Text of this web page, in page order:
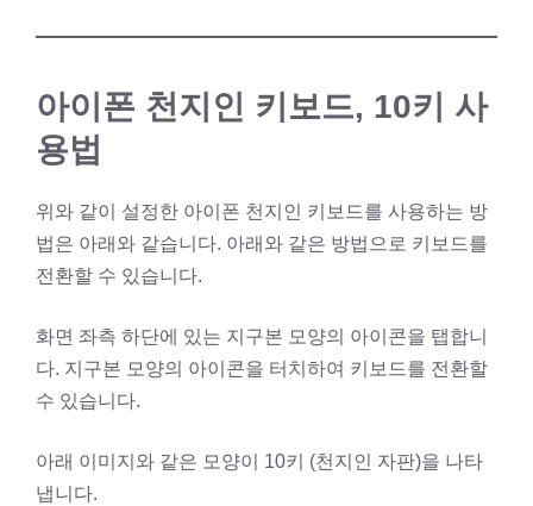
아이폰 천지인 키보드, 10키 사
용법
위와 같이 설정한 아이폰 천지인 키보드를 사용하는 방
법은 아래와 같습니다. 아래와 같은 방법으로 키보드를
전환할 수 있습니다.
화면 좌측 하단에 있는 지구본 모양의 아이콘을 탭합니
다. 지구본 모양의 아이콘을 터치하여 키보드를 전환할
수 있습니다.
아래 이미지와 같은 모양이 10키 (천지인 자판)을 나타
냅니다.